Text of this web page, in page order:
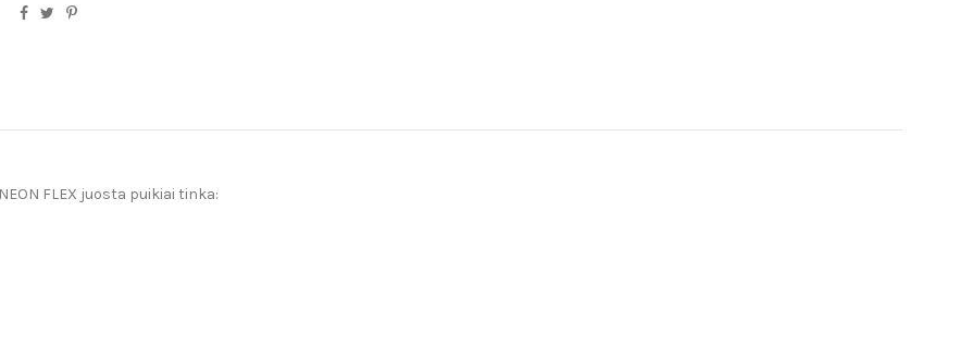
FLEX juosta puikiai tinka: